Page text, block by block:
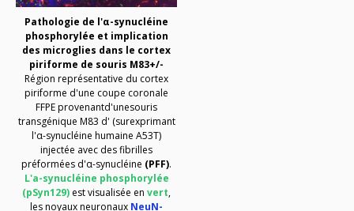
Pathologie de l'α-synucléine
phosphorylée et implication
des microglies dans le cortex
piriforme de souris M83+/-
Région représentative du cortex
piriforme d'une coupe coronale
FFPE provenantd'unesouris
transgénique M83 d' (surexprimant
l'α-synucléine humaine A53T)
injectée avec des fibrilles
préformées d'α-synucléine (PFF).
L'a-synucléine phosphorylée
(pSyn129) est visualisée en vert,
les noyaux neuronaux NeuN-